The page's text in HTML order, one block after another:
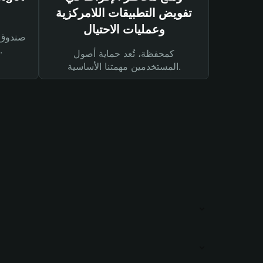
لحماية أصولك ومعاملاتك.
تفويض التطبيقات اللامركزية
وعمليات الاحتيال
كمحفظة، تُعد حماية أصول
المستخدمين مهمتنا الأساسية.